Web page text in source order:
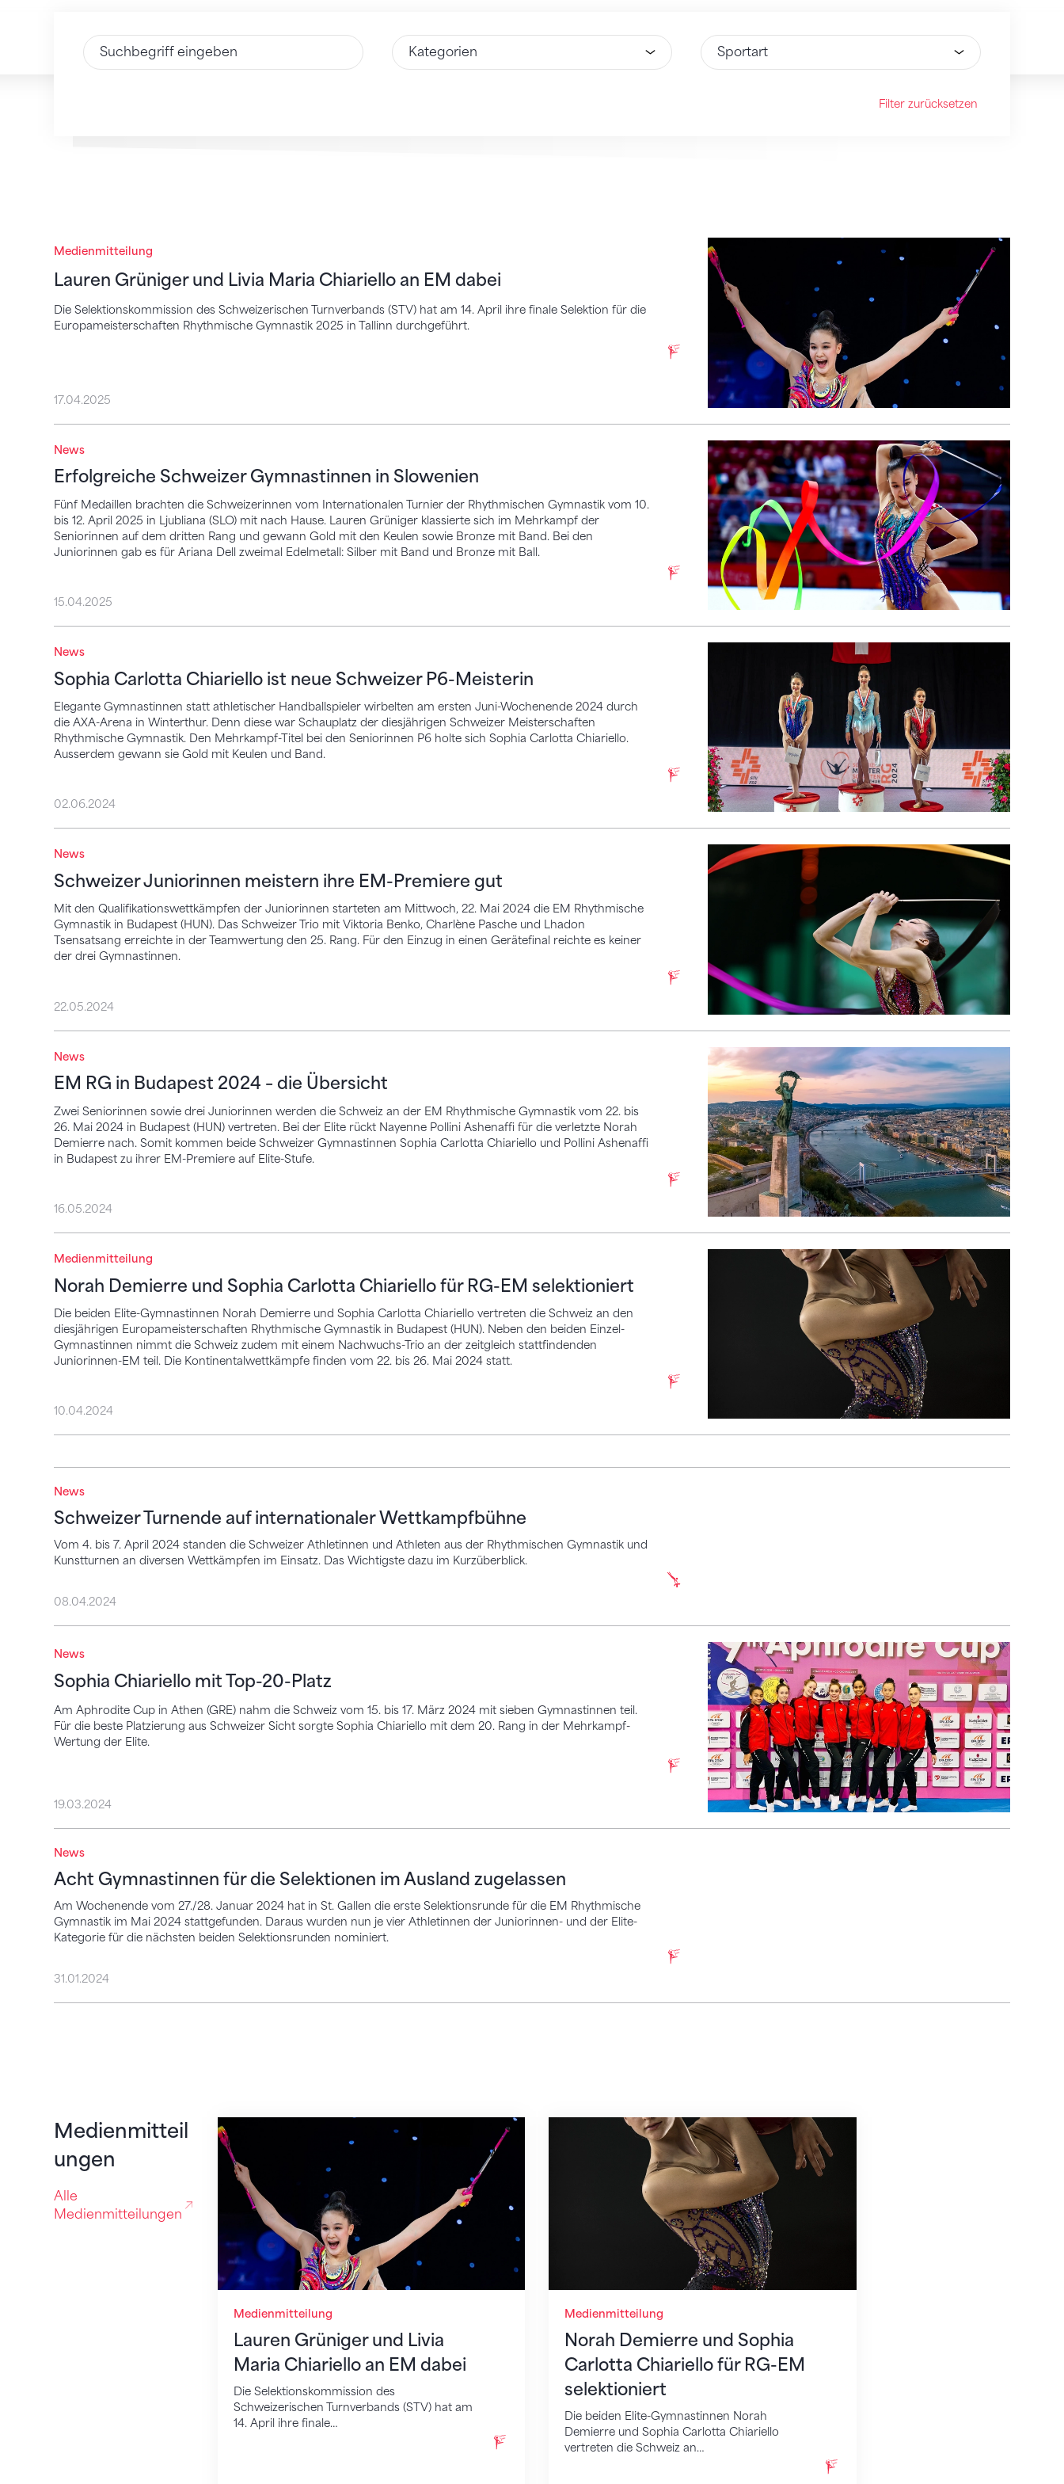
Text eingeben Wähle Option Wähle Option
Filter zurücksetzen
Medienmitteilung
Lauren Grüniger und Livia Maria Chiariello an EM dabei
Die Selektionskommission des Schweizerischen Turnverbands (STV) hat am 14. April ihre finale Selektion für die
Europameisterschaften Rhythmische Gymnastik 2025 in Tallinn durchgeführt.
Lauren Grüniger und Livia Maria Chiariello an EM dabei
17.04.2025
News
Erfolgreiche Schweizer Gymnastinnen in Slowenien
Fünf Medaillen brachten die Schweizerinnen vom Internationalen Turnier der Rhythmischen Gymnastik vom 10.
bis 12. April 2025 in Ljubliana (SLO) mit nach Hause. Lauren Grüniger klassierte sich im Mehrkampf der
Seniorinnen auf dem dritten Rang und gewann Gold mit den Keulen sowie Bronze mit Band. Bei den
Juniorinnen gab es für Ariana Dell zweimal Edelmetall: Silber mit Band und Bronze mit Ball.
Erfolgreiche Schweizer Gymnastinnen in Slowenien
15.04.2025
News
Sophia Carlotta Chiariello ist neue Schweizer P6-Meisterin
Elegante Gymnastinnen statt athletischer Handballspieler wirbelten am ersten Juni-Wochenende 2024 durch
die AXA-Arena in Winterthur. Denn diese war Schauplatz der diesjährigen Schweizer Meisterschaften
Rhythmische Gymnastik. Den Mehrkampf-Titel bei den Seniorinnen P6 holte sich Sophia Carlotta Chiariello.
Ausserdem gewann sie Gold mit Keulen und Band.
Sophia Carlotta Chiariello ist neue Schweizer P6-Meisterin
02.06.2024
News
Schweizer Juniorinnen meistern ihre EM-Premiere gut
Mit den Qualifikationswettkämpfen der Juniorinnen starteten am Mittwoch, 22. Mai 2024 die EM Rhythmische
Gymnastik in Budapest (HUN). Das Schweizer Trio mit Viktoria Benko, Charlène Pasche und Lhadon
Tsensatsang erreichte in der Teamwertung den 25. Rang. Für den Einzug in einen Gerätefinal reichte es keiner
der drei Gymnastinnen.
Schweizer Juniorinnen meistern ihre EM-Premiere gut
22.05.2024
News
EM RG in Budapest 2024 – die Übersicht
Zwei Seniorinnen sowie drei Juniorinnen werden die Schweiz an der EM Rhythmische Gymnastik vom 22. bis
26. Mai 2024 in Budapest (HUN) vertreten. Bei der Elite rückt Nayenne Pollini Ashenaffi für die verletzte Norah
Demierre nach. Somit kommen beide Schweizer Gymnastinnen Sophia Carlotta Chiariello und Pollini Ashenaffi
in Budapest zu ihrer EM-Premiere auf Elite-Stufe.
EM RG in Budapest 2024 – die Übersicht
16.05.2024
Medienmitteilung
Norah Demierre und Sophia Carlotta Chiariello für RG-EM selektioniert
Die beiden Elite-Gymnastinnen Norah Demierre und Sophia Carlotta Chiariello vertreten die Schweiz an den
diesjährigen Europameisterschaften Rhythmische Gymnastik in Budapest (HUN). Neben den beiden Einzel-
Gymnastinnen nimmt die Schweiz zudem mit einem Nachwuchs-Trio an der zeitgleich stattfindenden
Juniorinnen-EM teil. Die Kontinentalwettkämpfe finden vom 22. bis 26. Mai 2024 statt.
Norah Demierre und Sophia Carlotta Chiariello für RG-EM selektioniert
10.04.2024
News
Schweizer Turnende auf internationaler Wettkampfbühne
Vom 4. bis 7. April 2024 standen die Schweizer Athletinnen und Athleten aus der Rhythmischen Gymnastik und
Kunstturnen an diversen Wettkämpfen im Einsatz. Das Wichtigste dazu im Kurzüberblick.
Schweizer Turnende auf internationaler Wettkampfbühne
08.04.2024
News
Sophia Chiariello mit Top-20-Platz
Am Aphrodite Cup in Athen (GRE) nahm die Schweiz vom 15. bis 17. März 2024 mit sieben Gymnastinnen teil.
Für die beste Platzierung aus Schweizer Sicht sorgte Sophia Chiariello mit dem 20. Rang in der Mehrkampf-
Wertung der Elite.
Sophia Chiariello mit Top-20-Platz
19.03.2024
News
Acht Gymnastinnen für die Selektionen im Ausland zugelassen
Am Wochenende vom 27./28. Januar 2024 hat in St. Gallen die erste Selektionsrunde für die EM Rhythmische
Gymnastik im Mai 2024 stattgefunden. Daraus wurden nun je vier Athletinnen der Juniorinnen- und der Elite-
Kategorie für die nächsten beiden Selektionsrunden nominiert.
Acht Gymnastinnen für die Selektionen im Ausland zugelassen
31.01.2024
Medienmitteil
ungen
Alle
Medienmitteilungen
Medienmitteilung
Lauren Grüniger und Livia
Maria Chiariello an EM dabei
Die Selektionskommission des
Schweizerischen Turnverbands (STV) hat am
14. April ihre finale…
Lauren Grüniger und Livia Maria Chiariello an EM dabei
Medienmitteilung
Norah Demierre und Sophia
Carlotta Chiariello für RG-EM
selektioniert
Die beiden Elite-Gymnastinnen Norah
Demierre und Sophia Carlotta Chiariello
vertreten die Schweiz an…
Norah Demierre und Sophia Carlotta Chiariello für RG-EM